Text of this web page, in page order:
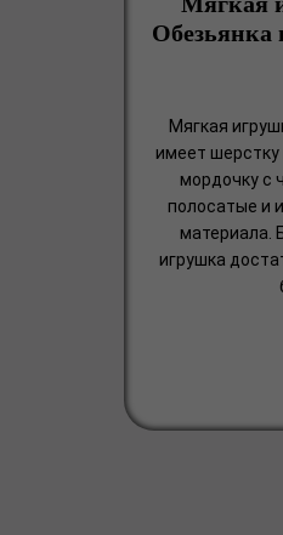
Обезьянка
Мягкая
имеет шерстку
мордочку с
полосатые и
материала.
игрушка